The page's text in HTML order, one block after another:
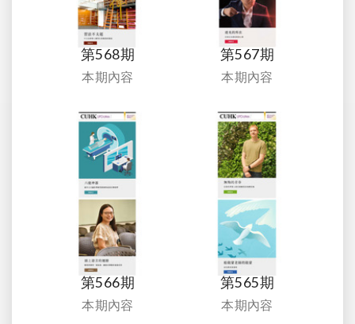
第568期
本期內容
第567期
本期內容
第566期
本期內容
第565期
本期內容